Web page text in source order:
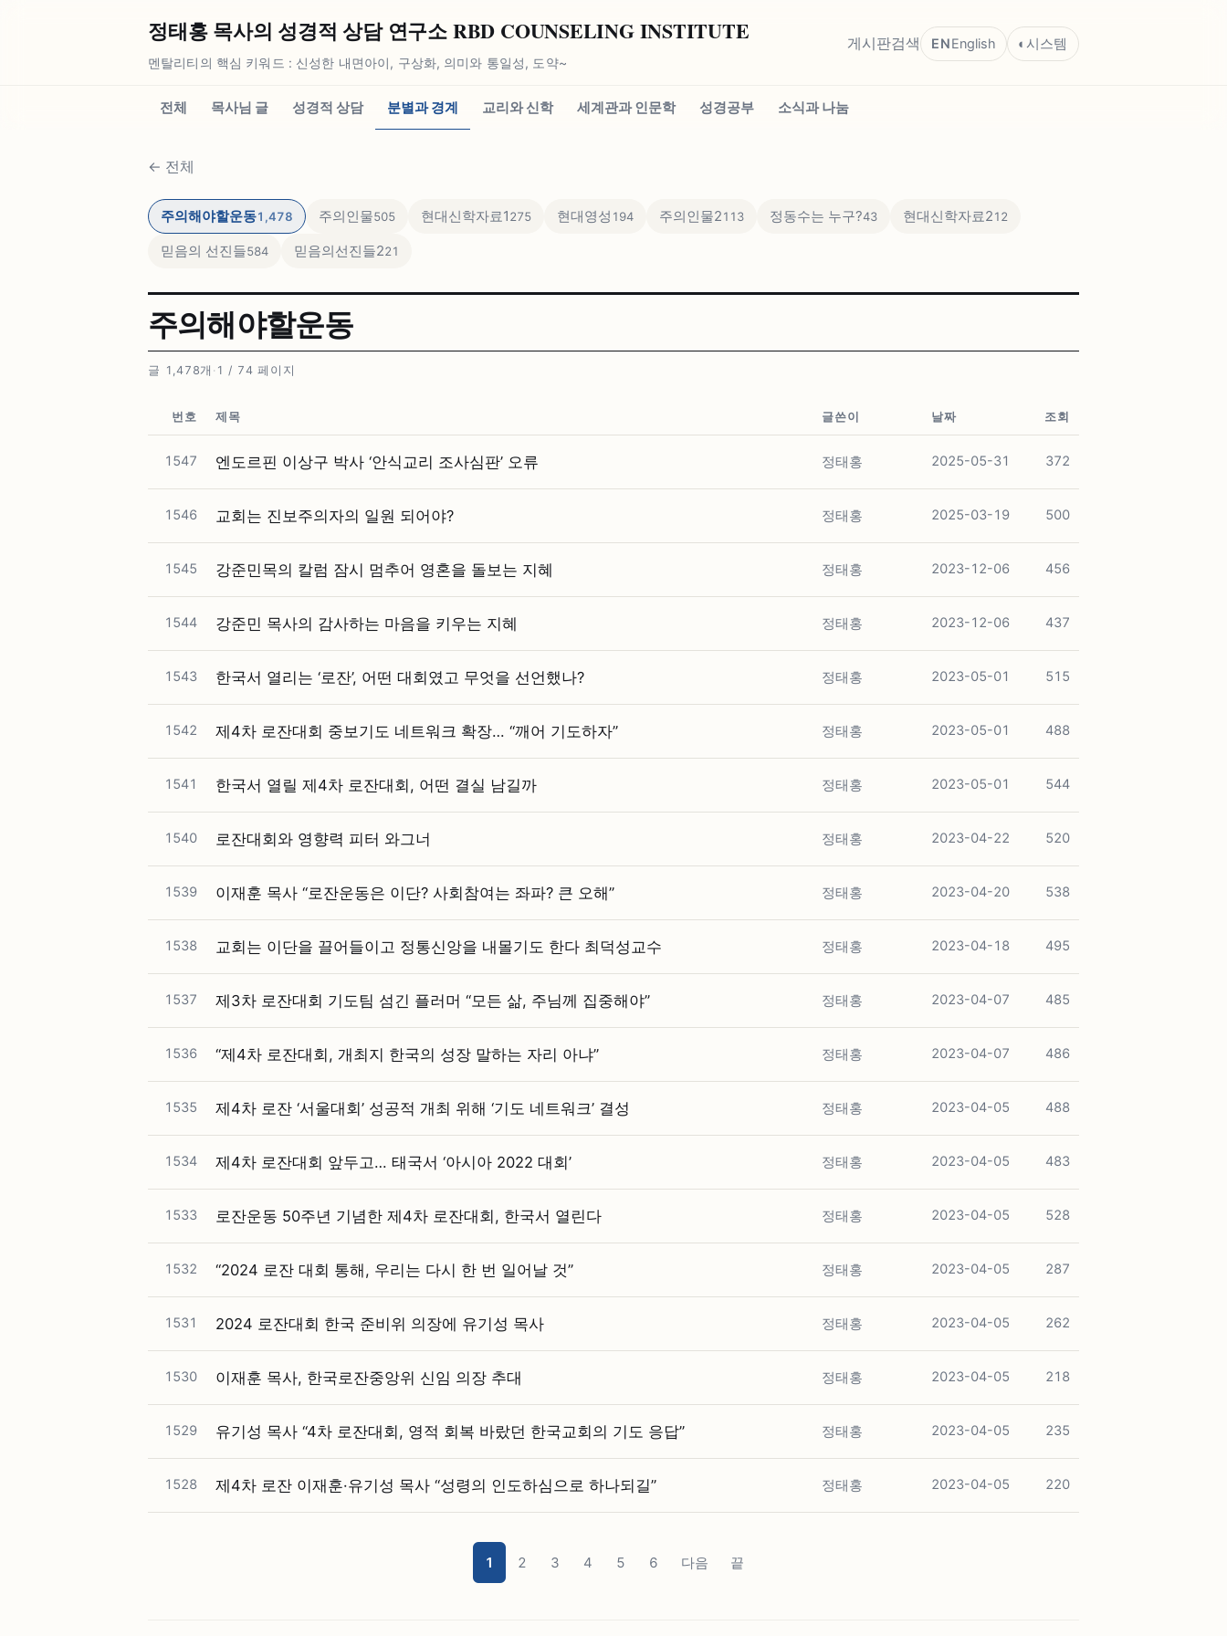
정태홍 목사의 성경적 상담 연구소 RBD COUNSELING INSTITUTE
멘탈리티의 핵심 키워드 : 신성한 내면아이, 구상화, 의미와 통일성, 도약~
게시판검색 ENEnglish ◐ 시스템
전체 목사님 글 성경적 상담 분별과 경계 교리와 신학 세계관과 인문학 성경공부 소식과 나눔
← 전체
주의해야할운동1,478 주의인물505 현대신학자료1275 현대영성 194 주의인물2113 정동수는 누구?43 현대신학자료212
믿음의 선진들584 믿음의선진들221
주의해야할운동
글 1,478개 · 1 / 74 페이지
번호 제목 글쓴이 날짜 조회
1547 엔도르핀 이상구 박사 ‘안식교리 조사심판’ 오류 정태홍 2025-05-31 372
1546 교회는 진보주의자의 일원 되어야? 정태홍 2025-03-19 500
1545 강준민목의 칼럼 잠시 멈추어 영혼을 돌보는 지혜 정태홍 2023-12-06 456
1544 강준민 목사의 감사하는 마음을 키우는 지혜 정태홍 2023-12-06 437
1543 한국서 열리는 ‘로잔’, 어떤 대회였고 무엇을 선언했나? 정태홍 2023-05-01 515
1542 제4차 로잔대회 중보기도 네트워크 확장… “깨어 기도하자” 정태홍 2023-05-01 488
1541 한국서 열릴 제4차 로잔대회, 어떤 결실 남길까 정태홍 2023-05-01 544
1540 로잔대회와 영향력 피터 와그너 정태홍 2023-04-22 520
1539 이재훈 목사 “로잔운동은 이단? 사회참여는 좌파? 큰 오해” 정태홍 2023-04-20 538
1538 교회는 이단을 끌어들이고 정통신앙을 내몰기도 한다 최덕성교수 정태홍 2023-04-18 495
1537 제3차 로잔대회 기도팀 섬긴 플러머 “모든 삶, 주님께 집중해야” 정태홍 2023-04-07 485
1536 “제4차 로잔대회, 개최지 한국의 성장 말하는 자리 아냐” 정태홍 2023-04-07 486
1535 제4차 로잔 ‘서울대회’ 성공적 개최 위해 ‘기도 네트워크’ 결성 정태홍 2023-04-05 488
1534 제4차 로잔대회 앞두고… 태국서 ‘아시아 2022 대회’ 정태홍 2023-04-05 483
1533 로잔운동 50주년 기념한 제4차 로잔대회, 한국서 열린다 정태홍 2023-04-05 528
1532 “2024 로잔 대회 통해, 우리는 다시 한 번 일어날 것” 정태홍 2023-04-05 287
1531 2024 로잔대회 한국 준비위 의장에 유기성 목사 정태홍 2023-04-05 262
1530 이재훈 목사, 한국로잔중앙위 신임 의장 추대 정태홍 2023-04-05 218
1529 유기성 목사 “4차 로잔대회, 영적 회복 바랐던 한국교회의 기도 응답” 정태홍 2023-04-05 235
1528 제4차 로잔 이재훈·유기성 목사 “성령의 인도하심으로 하나되길” 정태홍 2023-04-05 220
1 2 3 4 5 6 다음 끝